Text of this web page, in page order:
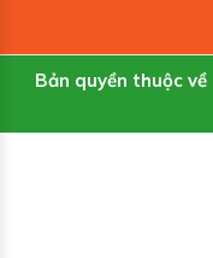
Bản quyền thuộc